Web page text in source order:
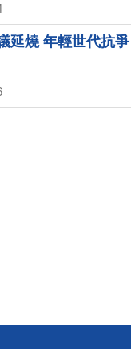
延燒 年輕世代抗爭